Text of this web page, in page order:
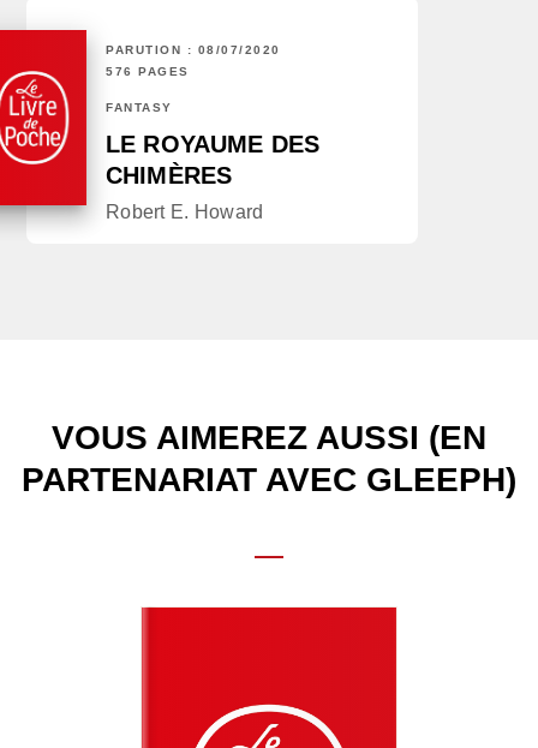
PARUTION : 08/07/2020
576 PAGES
FANTASY
LE ROYAUME DES
CHIMÈRES
Robert E. Howard
VOUS AIMEREZ AUSSI (EN
PARTENARIAT AVEC GLEEPH)